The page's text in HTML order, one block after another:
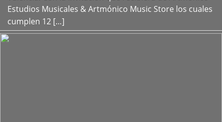
Estudios Musicales & Artmónico Music Store los cuales
cumplen 12 […]